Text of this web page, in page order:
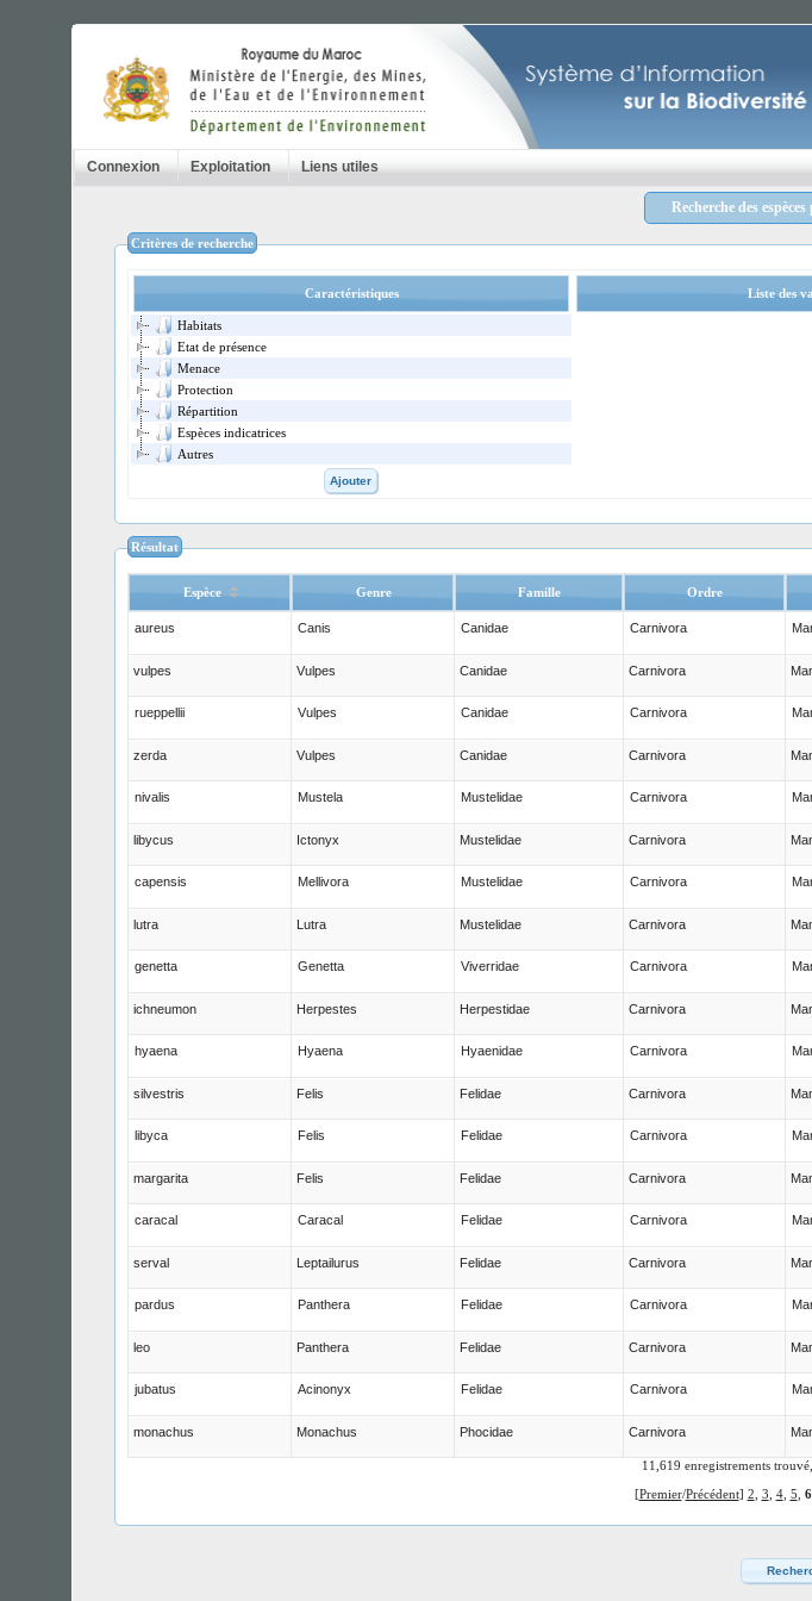
Connexion Exploitation Liens utiles
Recherche des
Critères de recherche
Caractéristiques
Habitats
Etat de présence
Menace
Protection
Répartition
Espèces indicatrices
Autres
Ajouter
Liste des
Résultat
Espèce Genre Famille Ordre
aureus Canis Canidae Carnivora
vulpes Vulpes Canidae Carnivora
rueppellii Vulpes Canidae Carnivora
zerda Vulpes Canidae Carnivora
nivalis Mustela Mustelidae Carnivora
libycus Ictonyx Mustelidae Carnivora
capensis Mellivora Mustelidae Carnivora
lutra Lutra Mustelidae Carnivora
genetta Genetta Viverridae Carnivora
ichneumon Herpestes Herpestidae Carnivora
hyaena Hyaena Hyaenidae Carnivora
silvestris Felis Felidae Carnivora
libyca Felis Felidae Carnivora
margarita Felis Felidae Carnivora
caracal Caracal Felidae Carnivora
serval Leptailurus Felidae Carnivora
pardus Panthera Felidae Carnivora
leo Panthera Felidae Carnivora
jubatus Acinonyx Felidae Carnivora
monachus Monachus Phocidae Carnivora
11,619 enregistrements
[Premier/Précédent] 2 3 4, 5 6,